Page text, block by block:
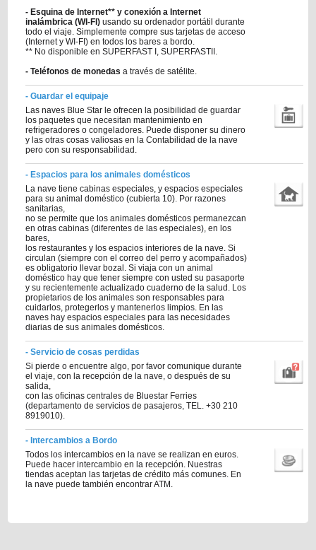
- Esquina de Internet** y conexión a Internet
inalámbrica (WI-FI) usando su ordenador portátil durante
todo el viaje. Simplemente compre sus tarjetas de acceso
(Internet y WI-FI) en todos los bares a bordo.
** No disponible en SUPERFAST I, SUPERFASTII.
- Teléfonos de monedas a través de satélite.
- Guardar el equipaje
Las naves Blue Star le ofrecen la posibilidad de guardar
los paquetes que necesitan mantenimiento en
refrigeradores o congeladores. Puede disponer su dinero
y las otras cosas valiosas en la Contabilidad de la nave
pero con su responsabilidad.
- Espacios para los animales domésticos
La nave tiene cabinas especiales, y espacios especiales
para su animal doméstico (cubierta 10). Por razones
sanitarias,
no se permite que los animales domésticos permanezcan
en otras cabinas (diferentes de las especiales), en los
bares,
los restaurantes y los espacios interiores de la nave. Si
circulan (siempre con el correo del perro y acompañados)
es obligatorio llevar bozal. Si viaja con un animal
doméstico hay que tener siempre con usted su pasaporte
y su recientemente actualizado cuaderno de la salud. Los
propietarios de los animales son responsables para
cuidarlos, protegerlos y mantenerlos limpios. En las
naves hay espacios especiales para las necesidades
diarias de sus animales domésticos.
- Servicio de cosas perdidas
Si pierde o encuentre algo, por favor comunique durante
el viaje, con la recepción de la nave, o después de su
salida,
con las oficinas centrales de Bluestar Ferries
(departamento de servicios de pasajeros, TEL. +30 210
8919010).
- Intercambios a Bordo
Todos los intercambios en la nave se realizan en euros.
Puede hacer intercambio en la recepción. Nuestras
tiendas aceptan las tarjetas de crédito más comunes. En
la nave puede también encontrar ATM.